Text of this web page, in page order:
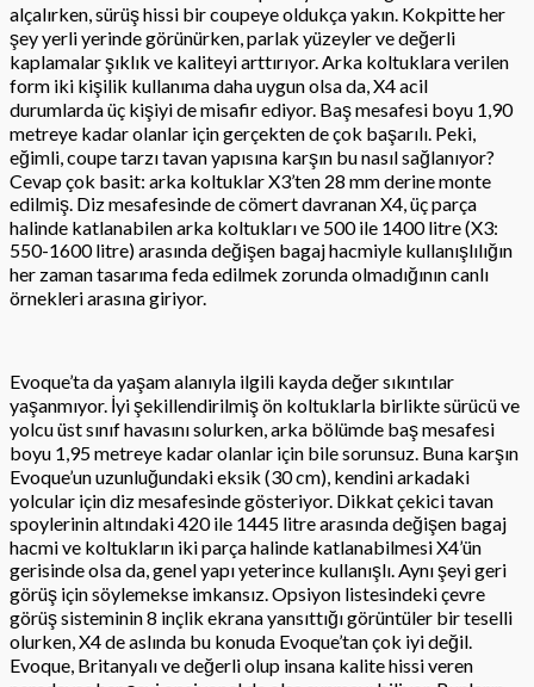
alçalırken, sürüş hissi bir coupeye oldukça yakın. Kokpitte her
şey yerli yerinde görünürken, parlak yüzeyler ve değerli
kaplamalar şıklık ve kaliteyi arttırıyor. Arka koltuklara verilen
form iki kişilik kullanıma daha uygun olsa da, X4 acil
durumlarda üç kişiyi de misafir ediyor. Baş mesafesi boyu 1,90
metreye kadar olanlar için gerçekten de çok başarılı. Peki,
eğimli, coupe tarzı tavan yapısına karşın bu nasıl sağlanıyor?
Cevap çok basit: arka koltuklar X3’ten 28 mm derine monte
edilmiş. Diz mesafesinde de cömert davranan X4, üç parça
halinde katlanabilen arka koltukları ve 500 ile 1400 litre (X3:
550-1600 litre) arasında değişen bagaj hacmiyle kullanışlılığın
her zaman tasarıma feda edilmek zorunda olmadığının canlı
örnekleri arasına giriyor.
Evoque’ta da yaşam alanıyla ilgili kayda değer sıkıntılar
yaşanmıyor. İyi şekillendirilmiş ön koltuklarla birlikte sürücü ve
yolcu üst sınıf havasını solurken, arka bölümde baş mesafesi
boyu 1,95 metreye kadar olanlar için bile sorunsuz. Buna karşın
Evoque’un uzunluğundaki eksik (30 cm), kendini arkadaki
yolcular için diz mesafesinde gösteriyor. Dikkat çekici tavan
spoylerinin altındaki 420 ile 1445 litre arasında değişen bagaj
hacmi ve koltukların iki parça halinde katlanabilmesi X4’ün
gerisinde olsa da, genel yapı yeterince kullanışlı. Aynı şeyi geri
görüş için söylemekse imkansız. Opsiyon listesindeki çevre
görüş sisteminin 8 inçlik ekrana yansıttığı görüntüler bir teselli
olurken, X4 de aslında bu konuda Evoque’tan çok iyi değil.
Evoque, Britanyalı ve değerli olup insana kalite hissi veren